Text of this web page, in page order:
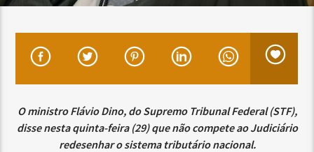
O ministro Flávio Dino, do Supremo Tribunal Federal (STF),
disse nesta quinta-feira (29) que não compete ao Judiciário
redesenhar o sistema tributário nacional.